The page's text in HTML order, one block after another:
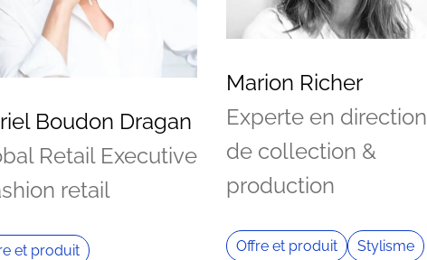
Boudon Dragan
Retail Executive
retail
et produit
Marion Richer
Experte en direction
de collection &
production
Offre et produit
Stylisme